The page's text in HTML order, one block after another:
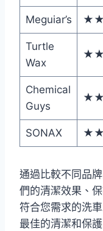
Meguiar’s
Turtle
Wax
Chemical
Guys
SONAX
通過比較不同品
們的清潔效果、
符合您需求的洗
最佳的清潔和保護